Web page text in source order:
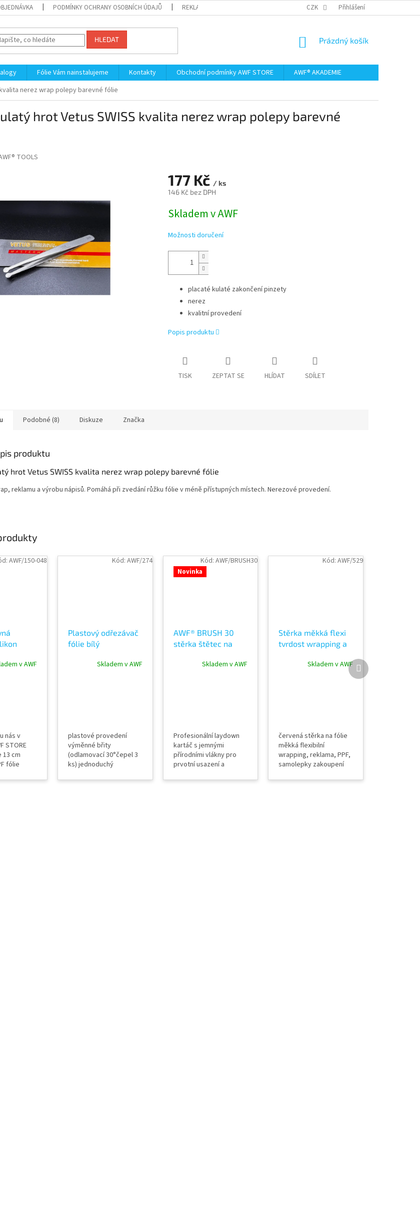
PODMÍNKY OCHRANY OSOBNÍCH ÚDAJŮ REKLAMACE A VRÁCENÍ ZBOŽÍ CZK Přihlášení
HLEDAT
NÁKUPNÍ
Prázdný košík
Fólie Vám nainstalujeme Kontakty Obchodní podmínky AWF STORE
AWF® AKADEMIE
nerez wrap polepy barevné fólie
hrot Vetus SWISS kvalita nerez wrap polepy barevné
TOOLS
177 Kč / ks
146 Kč bez DPH
cena:
Skladem v AWF
Možnosti doručení
placaté kulaté zakončení pinzety
nerez
kvalitní provedení
Popis produktu
TISK ZEPTAT SE HLÍDAT SDÍLET
v AWF
nás v
STORE
cm
fólie
fólie
AWF/150-048
Plastový odřezávač
fólie bílý
Skladem v AWF
plastové provedení
výměnné břity
(odlamovací 30°čepel 3
ks) jednoduchý
Kód: AWF/274
Novinka
AWF® BRUSH 30
stěrka štětec na
Skladem v AWF
Profesionální laydown
kartáč s jemnými
přírodními vlákny pro
prvotní usazení a
gelu při montáži
Kód:AWF/BRUSH30
Stěrka měkká flexi
tvrdost wrapping a
Skladem v AWF
červená stěrka na fólie
měkká flexibilní
wrapping, reklama, PPF,
samolepky zakoupení
zakoupení stěrky s
Kód: AWF/529
Další
produkt
Podobné (8) Diskuze Značka
produktu
hrot Vetus SWISS kvalita nerez wrap polepy barevné fólie
reklamu a výrobu nápisů. Pomáhá při zvedání růžku fólie v méně přístupných místech. Nerezové provedení.